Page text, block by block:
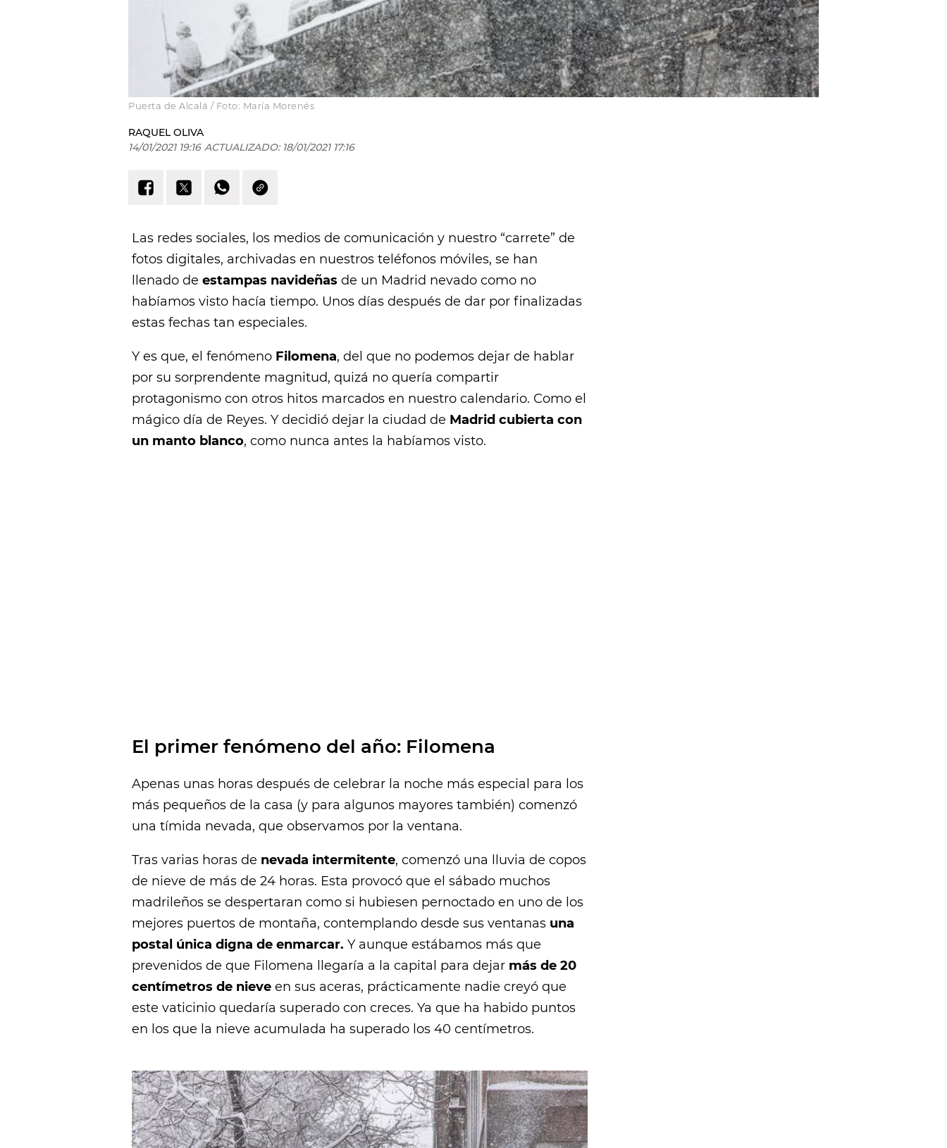
Puerta de Alcalá / Foto: María Morenés
RAQUEL OLIVA
14/01/2021 19:16 ACTUALIZADO: 18/01/2021 17:16
Las redes sociales, los medios de comunicación y nuestro “carrete” de
fotos digitales, archivadas en nuestros teléfonos móviles, se han
llenado de estampas navideñas de un Madrid nevado como no
habíamos visto hacía tiempo. Unos días después de dar por finalizadas
estas fechas tan especiales.
Y es que, el fenómeno Filomena, del que no podemos dejar de hablar
por su sorprendente magnitud, quizá no quería compartir
protagonismo con otros hitos marcados en nuestro calendario. Como el
mágico día de Reyes. Y decidió dejar la ciudad de Madrid cubierta con
un manto blanco, como nunca antes la habíamos visto.
El primer fenómeno del año: Filomena
Apenas unas horas después de celebrar la noche más especial para los
más pequeños de la casa (y para algunos mayores también) comenzó
una tímida nevada, que observamos por la ventana.
Tras varias horas de nevada intermitente, comenzó una lluvia de copos
de nieve de más de 24 horas. Esta provocó que el sábado muchos
madrileños se despertaran como si hubiesen pernoctado en uno de los
mejores puertos de montaña, contemplando desde sus ventanas una
postal única digna de enmarcar. Y aunque estábamos más que
prevenidos de que Filomena llegaría a la capital para dejar más de 20
centímetros de nieveen sus aceras, prácticamente nadie creyó que
este vaticinio quedaría superado con creces. Ya que ha habido puntos
en los que la nieve acumulada ha superado los 40 centímetros.